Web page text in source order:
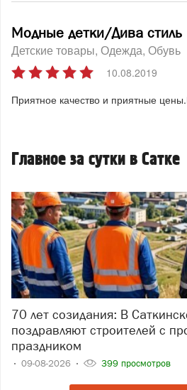
Модные детки/Дива стиль
Детские товары Одежда Обувь
10.08.2019
Приятное качество и приятные
Главное за сутки в Сатке
70 лет созидания: В Саткинском округе
поздравляют строителей с
праздником
09-08-2026 399 просмотров